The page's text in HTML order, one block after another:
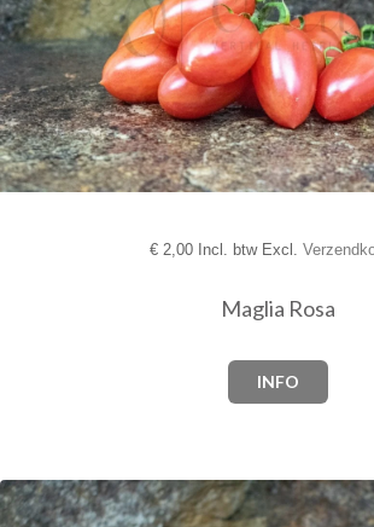
€2,00 Incl. btw Excl.
Maglia Rosa
INFO